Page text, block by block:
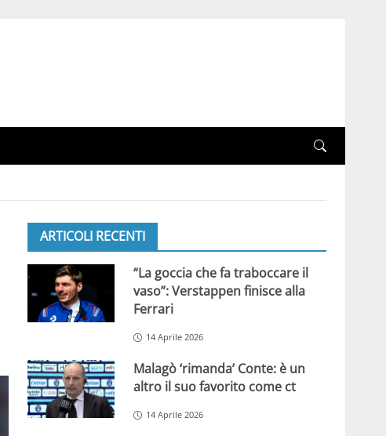
ARTICOLI RECENTI
“La goccia che fa traboccare il
vaso”: Verstappen finisce alla
Ferrari
14 Aprile 2026
Malagò ‘rimanda’ Conte: è un
altro il suo favorito come ct
14 Aprile 2026